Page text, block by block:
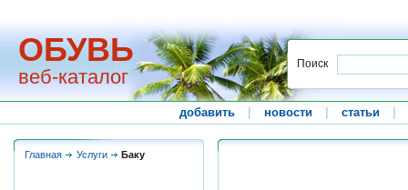
ОБУВЬ
веб-каталог
Поиск
добавить новости статьи
Главная Услуги Баку